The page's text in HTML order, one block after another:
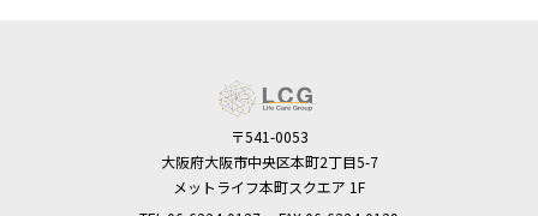
〒541-0053
大阪府大阪市中央区本町2丁目5-7
メットライフ本町スクエア 1F